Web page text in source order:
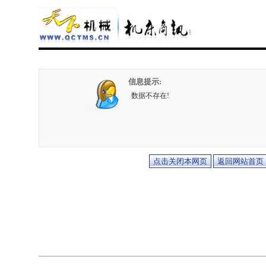
信息提示:
数据不存在!